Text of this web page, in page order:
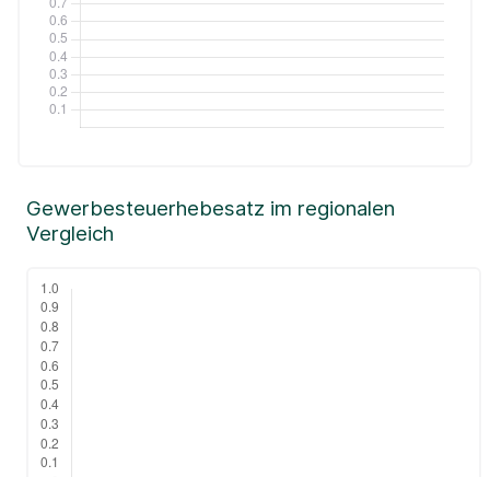
Gewerbesteuerhebesatz im regionalen
Vergleich